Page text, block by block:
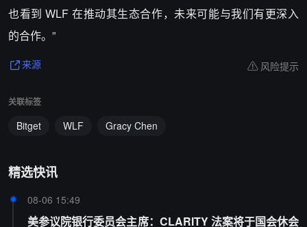
也看到 WLF 在推动其生态合作，未来可能与我们有更深入
的合作。”
来源 风险提示
关联标签
Bitget WLF Gracy Chen
精选快讯
08-06 15:49
美参议院银行委员会主席：CLARITY 法案将于国会休会